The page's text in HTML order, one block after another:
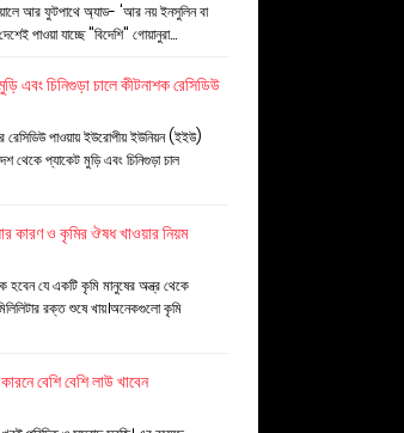
আর ফুটপাথে অ্যাড- 'আর নয় ইনসুলিন বা
পাওয়া যাচ্ছে "বিদেশি" গোয়ানুরা…
এবং চিনিগুড়া চালে কীটনাশক রেসিডিউ
রেসিডিউ পাওয়ায় ইউরোপীয় ইউনিয়ন (ইইউ)
থেকে প্যাকেট মুড়ি এবং চিনিগুড়া চাল
কারণ ও কৃমির ঔষধ খাওয়ার নিয়ম
হবেন যে একটি কৃমি মানুষের অন্ত্র থেকে
রক্ত শুষে খায়।অনেকগুলো কৃমি
বেশি বেশি লাউ খাবেন